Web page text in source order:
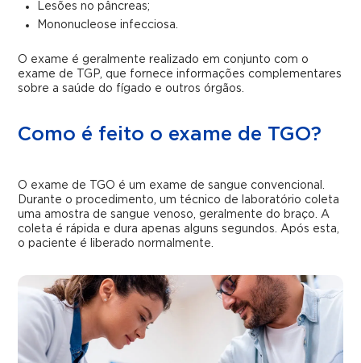
Lesões no pâncreas;
Mononucleose infecciosa.
O exame é geralmente realizado em conjunto com o
exame de TGP, que fornece informações complementares
sobre a saúde do fígado e outros órgãos.
Como é feito o exame de TGO?
O exame de TGO é um exame de sangue convencional.
Durante o procedimento, um técnico de laboratório coleta
uma amostra de sangue venoso, geralmente do braço. A
coleta é rápida e dura apenas alguns segundos. Após esta,
o paciente é liberado normalmente.